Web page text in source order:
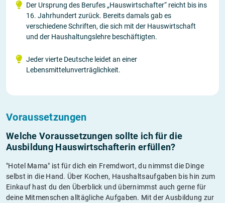
Der Ursprung des Berufes „Hauswirtschafter“ reicht bis ins
16. Jahrhundert zurück. Bereits damals gab es
verschiedene Schriften, die sich mit der Hauswirtschaft
und der Haushaltungslehre beschäftigten.
Jeder vierte Deutsche leidet an einer
Lebensmittelunverträglichkeit.
Voraussetzungen
Welche Voraussetzungen sollte ich für die
Ausbildung Hauswirtschafterin erfüllen?
"Hotel Mama" ist für dich ein Fremdwort, du nimmst die Dinge
selbst in die Hand. Über Kochen, Haushaltsaufgaben bis hin zum
Einkauf hast du den Überblick und übernimmst auch gerne für
deine Mitmenschen alltägliche Aufgaben. Mit der Ausbildung zur